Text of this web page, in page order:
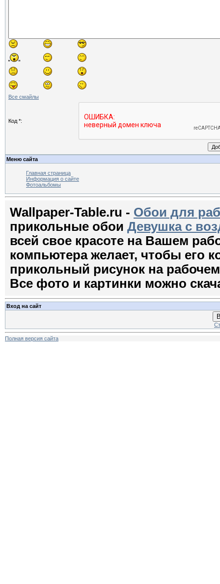
Все смайлы
Код *:
Меню сайта
Главная страница
Информация о сайте
Фотоальбомы
Wallpaper-Table.ru - Обои для
прикольные обои Девушка с
всей свое красоте на Вашем
компьютера желает, чтобы его
прикольный рисунок на
Все фото и картинки можно
Вход на сайт
Полная версия сайта